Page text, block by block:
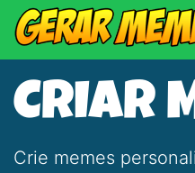
CRIAR
Crie memes